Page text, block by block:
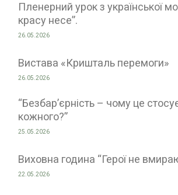
Пленерний урок з української
красу несе”.
26.05.2026
Вистава «Кришталь перемоги»
26.05.2026
“Безбар’єрність – чому це
кожного?”
25.05.2026
Виховна година “Герої не
22.05.2026